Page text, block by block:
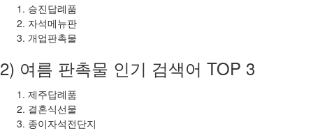
승진답례품
자석메뉴판
개업판촉물
2) 여름 판촉물 인기 검색어 TOP 3
제주답례품
결혼식선물
종이자석전단지